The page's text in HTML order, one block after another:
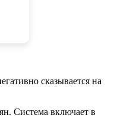
сказывается на
Система включает в